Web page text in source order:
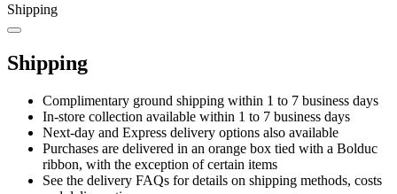
Shipping
Shipping
Complimentary ground shipping within 1 to 7 business days
In-store collection available within 1 to 7 business days
Next-day and Express delivery options also available
Purchases are delivered in an orange box tied with a Bolduc
ribbon, with the exception of certain items
See the delivery FAQs for details on shipping methods, costs